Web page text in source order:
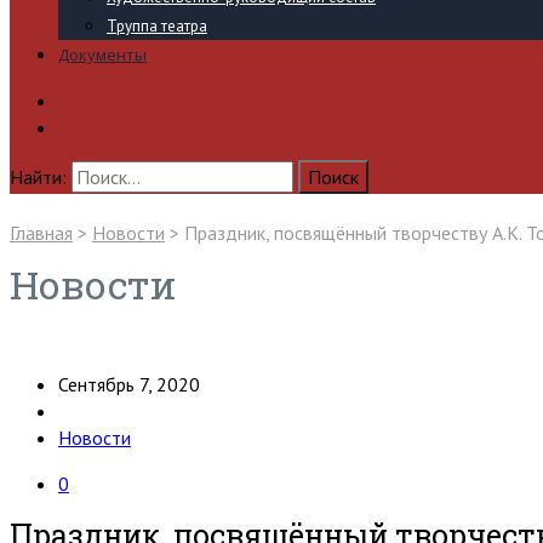
Труппа театра
Документы
Найти:
Главная > Новости > Праздник, посвящённый творчеству А.К.
Новости
Сентябрь 7, 2020
Новости
0
Праздник, посвящённый